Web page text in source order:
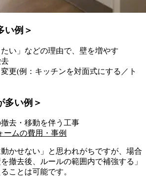
い例＞
たい」などの理由で、壁を増やす
去
更(例：キッチンを対面式にする／ト
多い例＞
去・移動を伴う工事
ームの費用・事例
かせない」と思われがちですが、場合
撤去後、ルールの範囲内で補強する」
ことは可能です。